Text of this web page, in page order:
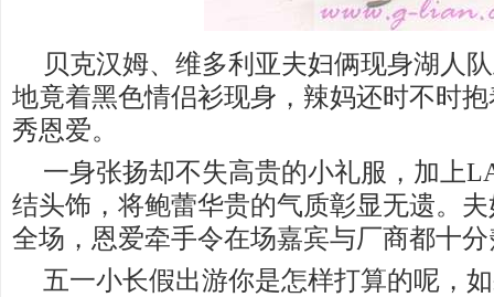
贝克汉姆、维多利亚夫妇俩现身湖人
地竟着黑色情侣衫现身，辣妈还时不时
秀恩爱。
一身张扬却不失高贵的小礼服，加上
结头饰，将鲍蕾华贵的气质彰显无遗。
全场，恩爱牵手令在场嘉宾与厂商都十
五一小长假出游你是怎样打算的呢，